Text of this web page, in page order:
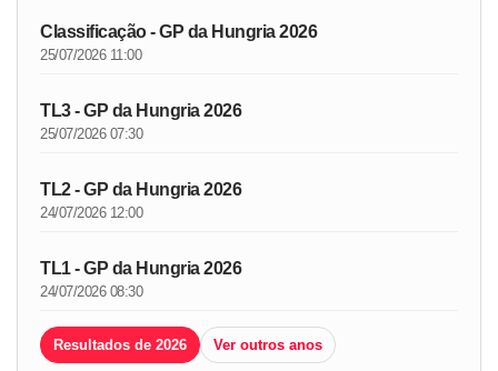
Classificação - GP da Hungria 2026
25/07/2026 11:00
TL3 - GP da Hungria 2026
25/07/2026 07:30
TL2 - GP da Hungria 2026
24/07/2026 12:00
TL1 - GP da Hungria 2026
24/07/2026 08:30
Resultados de 2026 Ver outros anos